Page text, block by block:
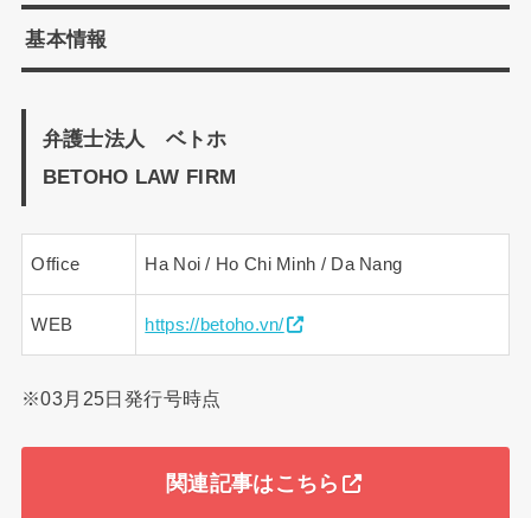
基本情報
弁護士法人 ベトホ
BETOHO LAW FIRM
Office Ha Noi / Ho Chi Minh / Da Nang
WEB https://betoho.vn/
※03月25日発行号時点
関連記事はこちら